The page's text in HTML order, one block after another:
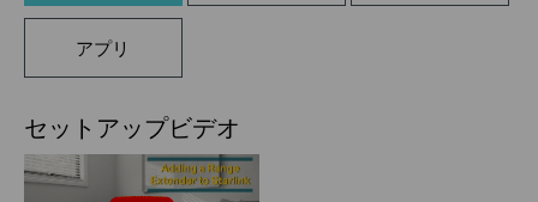
アプリ
セットアップビデオ